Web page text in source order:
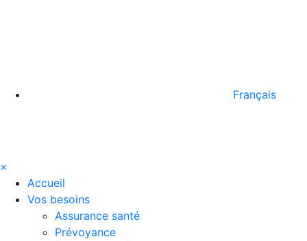
Français
×
Accueil
Vos besoins
Assurance santé
Prévoyance